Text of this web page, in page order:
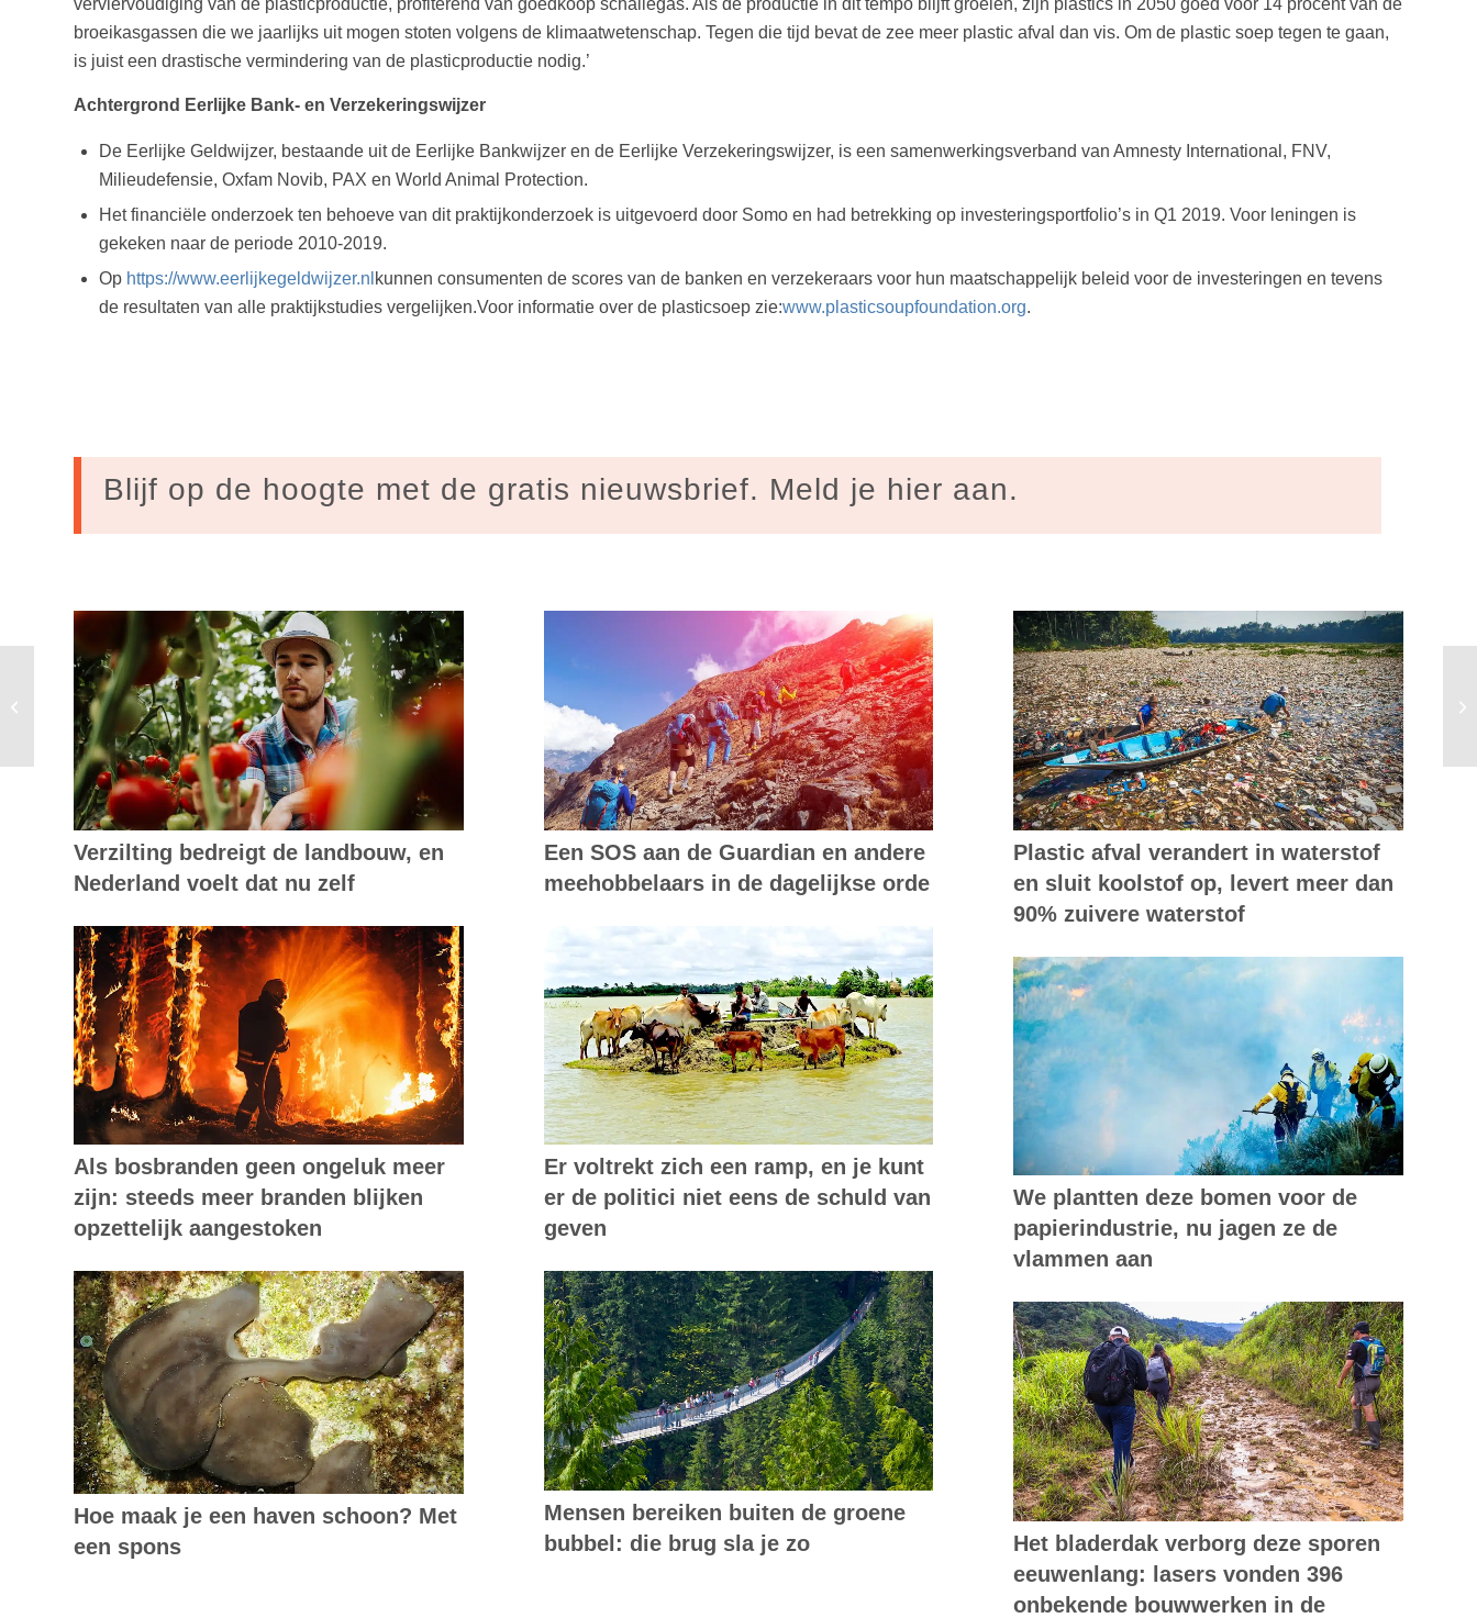
verviervoudiging van de plasticproductie, profiterend van goedkoop schaliegas. Als de productie in dit tempo blijft groeien, zijn plastics in 2050 goed voor 14 procent van de
broeikasgassen die we jaarlijks uit mogen stoten volgens de klimaatwetenschap. Tegen die tijd bevat de zee meer plastic afval dan vis. Om de plastic soep tegen te gaan,
is juist een drastische vermindering van de plasticproductie nodig.’
Achtergrond Eerlijke Bank- en Verzekeringswijzer
De Eerlijke Geldwijzer, bestaande uit de Eerlijke Bankwijzer en de Eerlijke Verzekeringswijzer, is een samenwerkingsverband van Amnesty International, FNV,
Milieudefensie, Oxfam Novib, PAX en World Animal Protection.
Het financiële onderzoek ten behoeve van dit praktijkonderzoek is uitgevoerd door Somo en had betrekking op investeringsportfolio’s in Q1 2019. Voor leningen is
gekeken naar de periode 2010-2019.
Op https://www.eerlijkegeldwijzer.nl kunnen consumenten de scores van de banken en verzekeraars voor hun maatschappelijk beleid voor de investeringen en tevens
de resultaten van alle praktijkstudies vergelijken.Voor informatie over de plasticsoep zie:www.plasticsoupfoundation.org.
Blijf op de hoogte met de gratis nieuwsbrief. Meld je hier aan.
Verzilting bedreigt de landbouw, en
Nederland voelt dat nu zelf
Als bosbranden geen ongeluk meer
zijn: steeds meer branden blijken
opzettelijk aangestoken
Hoe maak je een haven schoon? Met
een spons
Een SOS aan de Guardian en andere
meehobbelaars in de dagelijkse orde
Er voltrekt zich een ramp, en je kunt
er de politici niet eens de schuld van
geven
Mensen bereiken buiten de groene
bubbel: die brug sla je zo
Plastic afval verandert in waterstof
en sluit koolstof op, levert meer dan
90% zuivere waterstof
We plantten deze bomen voor de
papierindustrie, nu jagen ze de
vlammen aan
Het bladerdak verborg deze sporen
eeuwenlang: lasers vonden 396
onbekende bouwwerken in de
Forze VIII: steeds sneller racen op
waterstof